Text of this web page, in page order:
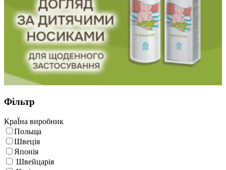
Фільтр
КраЇна виробник
Польща
Швеція
Японія
Швейцарія